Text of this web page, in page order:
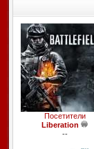
Посетители
Liberation
--